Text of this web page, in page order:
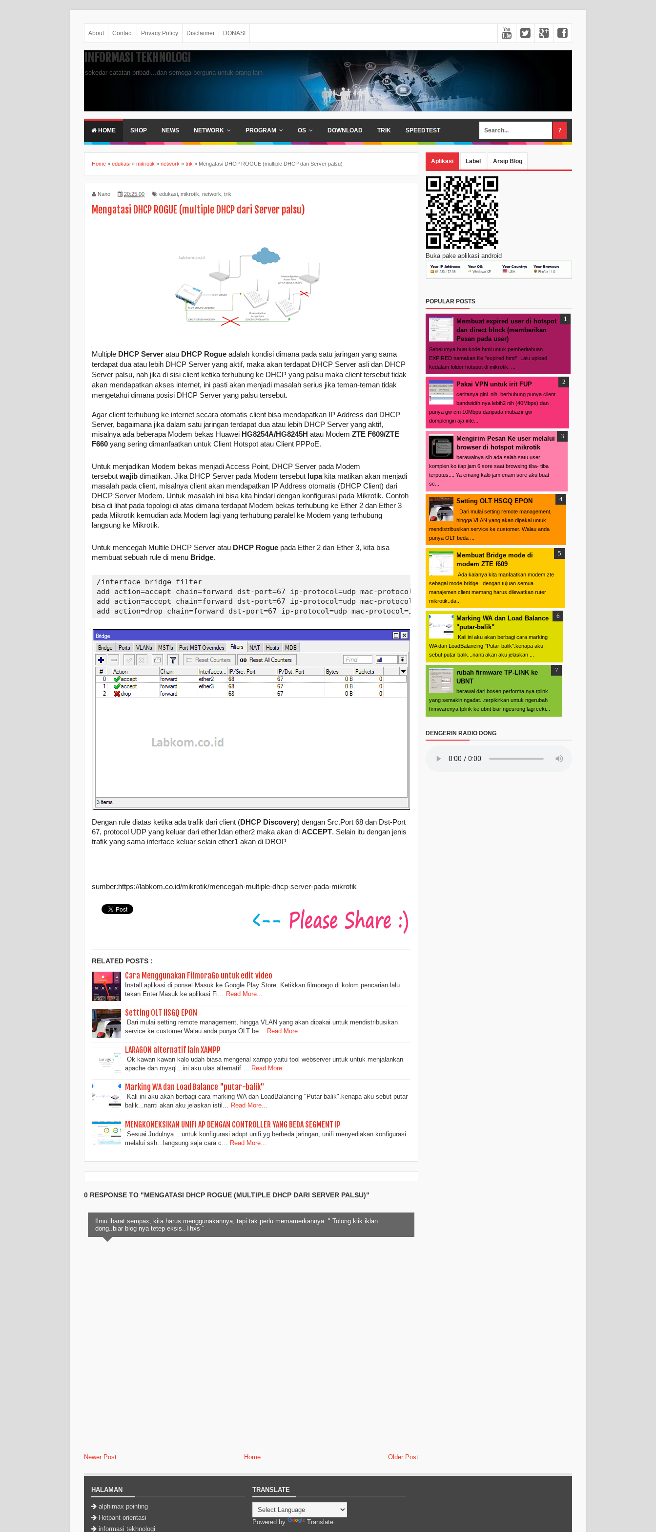
About Contact Privacy Policy Disclaimer DONASI
INFORMASI TEKHNOLOGI
sekedar catatan pribadi...dan semoga berguna untuk orang lain
HOME SHOP NEWS NETWORK PROGRAM OS DOWNLOAD TRIK SPEEDTEST
Home » edukasi » mikrotik » network » trik » Mengatasi DHCP ROGUE (multiple DHCP dari Server palsu)
Nano 20:25:00 edukasi mikrotik network trik
Mengatasi DHCP ROGUE (multiple DHCP dari Server palsu)
Multiple DHCP Server atau DHCP Rogue adalah kondisi dimana pada satu jaringan yang sama
terdapat dua atau lebih DHCP Server yang aktif, maka akan terdapat DHCP Server asli dan DHCP
Server palsu, nah jika di sisi client ketika terhubung ke DHCP yang palsu maka client tersebut tidak
akan mendapatkan akses internet, ini pasti akan menjadi masalah serius jika teman-teman tidak
mengetahui dimana posisi DHCP Server yang palsu tersebut.
Agar client terhubung ke internet secara otomatis client bisa mendapatkan IP Address dari DHCP
Server, bagaimana jika dalam satu jaringan terdapat dua atau lebih DHCP Server yang aktif,
misalnya ada beberapa Modem bekas Huawei HG8254A/HG8245H atau Modem ZTE F609/ZTE
F660 yang sering dimanfaatkan untuk Client Hotspot atau Client PPPoE.
Untuk menjadikan Modem bekas menjadi Access Point, DHCP Server pada Modem
tersebut wajib dimatikan. Jika DHCP Server pada Modem tersebut lupa kita matikan akan menjadi
masalah pada client, misalnya client akan mendapatkan IP Address otomatis (DHCP Client) dari
DHCP Server Modem. Untuk masalah ini bisa kita hindari dengan konfigurasi pada Mikrotik. Contoh
bisa di lihat pada topologi di atas dimana terdapat Modem bekas terhubung ke Ether 2 dan Ether 3
pada Mikrotik kemudian ada Modem lagi yang terhubung paralel ke Modem yang terhubung
langsung ke Mikrotik.
Untuk mencegah Multile DHCP Server atau DHCP Rogue pada Ether 2 dan Ether 3, kita bisa
membuat sebuah rule di menu Bridge.
/interface bridge filter
add action=accept chain=forward dst-port=67 ip-protocol=udp mac-protocol=ip out-interface=ether2 src-port=68
add action=accept chain=forward dst-port=67 ip-protocol=udp mac-protocol=ip out-interface=ether3 src-port=68
Dengan rule diatas ketika ada trafik dari client (DHCP Discovery) dengan Src.Port 68 dan Dst-Port
67, protocol UDP yang keluar dari ether1dan ether2 maka akan di ACCEPT. Selain itu dengan jenis
trafik yang sama interface keluar selain ether1 akan di DROP
sumber:https://labkom.co.id/mikrotik/mencegah-multiple-dhcp-server-pada-mikrotik
RELATED POSTS :
Cara Menggunakan FilmoraGo untuk edit video
Install aplikasi di ponsel Masuk ke Google Play Store. Ketikkan filmorago di kolom pencarian lalu
tekan Enter.Masuk ke aplikasi Fi…
Read More...
Setting OLT HSGQ EPON
Dari mulai setting remote management, hingga VLAN yang akan dipakai untuk mendistribusikan
service ke customer.Walau anda punya OLT be…
Read More...
LARAGON alternatif lain XAMPP
Ok kawan kawan kalo udah biasa mengenal xampp yaitu tool webserver untuk untuk menjalankan
apache dan mysql...ini aku ulas alternatif … Read More...
Marking WA dan Load Balance "putar-balik"
Kali ini aku akan berbagi cara marking WA dan LoadBalancing "Putar-balik".kenapa aku sebut putar
balik...nanti akan aku jelaskan istil… Read More...
MENGKONEKSIKAN UNIFI AP DENGAN CONTROLLER YANG BEDA SEGMENT IP
Sesuai Judulnya....untuk konfigurasi adopt unifi yg berbeda jaringan, unifi menyediakan konfigurasi
melalui ssh...langsung saja cara c…
Read More...
0 RESPONSE TO "MENGATASI DHCP ROGUE (MULTIPLE DHCP DARI SERVER PALSU)"
Ilmu ibarat sempax, kita harus menggunakannya, tapi tak perlu memamerkannya..".Tolong klik iklan
dong..biar blog nya tetep eksis..Thxs "
Newer Post Older Post
Home
Aplikasi Label Arsip Blog
Buka pake aplikasi android
POPULAR POSTS
Membuat expired user di hotspot
dan direct block (memberikan
Pesan pada user)
Sebelumya buat kode html untuk pemberitahuan
EXPIRED namakan file "expired.html". Lalu upload
kedalam folder hotspot di mikrotik. ...
Pakai VPN untuk irit FUP
ceritanya gini..nih..berhubung punya client
bandwidth nya lebih2 nih (40Mbps) dan
punya gw cm 10Mbps daripada mubazir gw
domplengin aja inte...
Mengirim Pesan Ke user melalui
browser di hotspot mikrotik
berawalnya sih ada salah satu user
komplen ko tiap jam 6 sore saat browsing tiba- tiba
terputus.... Ya emang kalo jam enam sore aku buat
sc...
Setting OLT HSGQ EPON
Dari mulai setting remote management,
hingga VLAN yang akan dipakai untuk
mendistribusikan service ke customer. Walau anda
punya OLT beda ...
Membuat Bridge mode di
modem ZTE f609
Ada kalanya kita manfaatkan modem zte
sebagai mode bridge...dengan tujuan semua
manajemen client memang harus dilewatkan ruter
mikrotik..da...
Marking WA dan Load Balance
"putar-balik"
Kali ini aku akan berbagi cara marking
WA dan LoadBalancing "Putar-balik".kenapa aku
sebut putar balik...nanti akan aku jelaskan ...
rubah firmware TP-LINK ke
UBNT
berawal dari bosen performa nya tplink
yang semakin ngadat...terpikirkan untuk ngerubah
firmwarenya tplink ke ubnt biar ngesrong lagi ceki...
DENGERIN RADIO DONG
HALAMAN
alphimax pointing
Hotpant orientasi
informasi tekhnologi
TRANSLATE
Powered by Translate